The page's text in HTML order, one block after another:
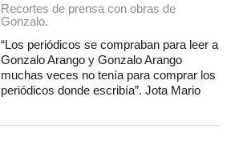
Recortes de prensa con obras de
Gonzalo.
“Los periódicos se compraban para leer a
Gonzalo Arango y Gonzalo Arango
muchas veces no tenía para comprar los
periódicos donde escribía”. Jota Mario